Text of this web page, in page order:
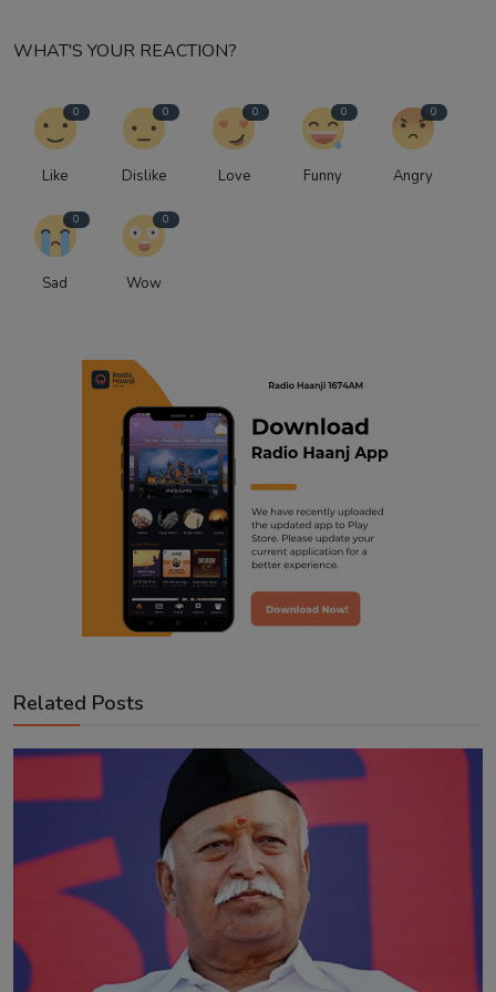
WHAT'S YOUR REACTION?
0
Like
0
Dislike
0
Love
0
Funny
0
Angry
0
Sad
0
Wow
Related Posts